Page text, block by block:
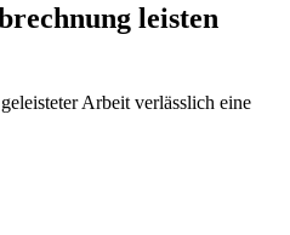
leisten
Arbeit verlässlich eine